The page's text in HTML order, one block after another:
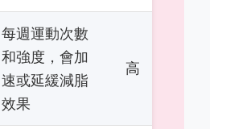
每週運動次數
和強度，會加
速或延緩減脂
效果
高